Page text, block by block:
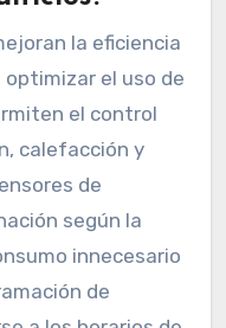
la eficiencia
el uso de
el control
calefacción y
de
según la
innecesario
de